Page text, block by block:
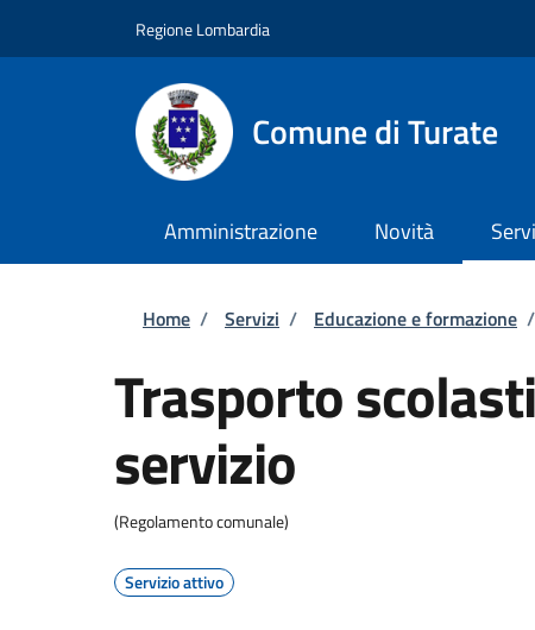
Regione Lombardia
Comune di Turate
Amministrazione Novità
Briciole di pane
Home / Servizi / Educazione e formazione /
Trasporto
servizio
(Regolamento comunale)
Servizio attivo